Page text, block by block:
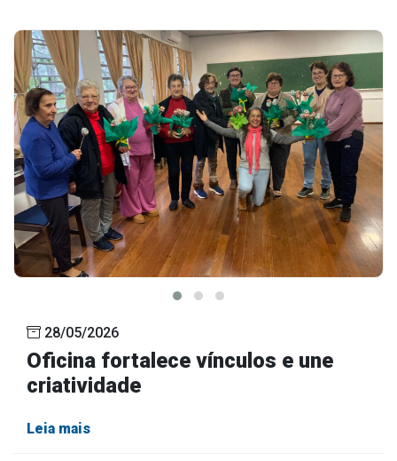
28/05/2026
Oficina fortalece vínculos e une
criatividade
Leia mais